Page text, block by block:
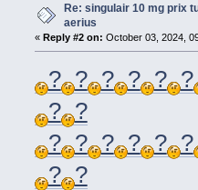
Re: singulair 10 mg prix
aerius
« Reply #2 on: October 03, 2024,
? ? ? ? ? ?
? ?
? ? ? ? ? ?
? ?